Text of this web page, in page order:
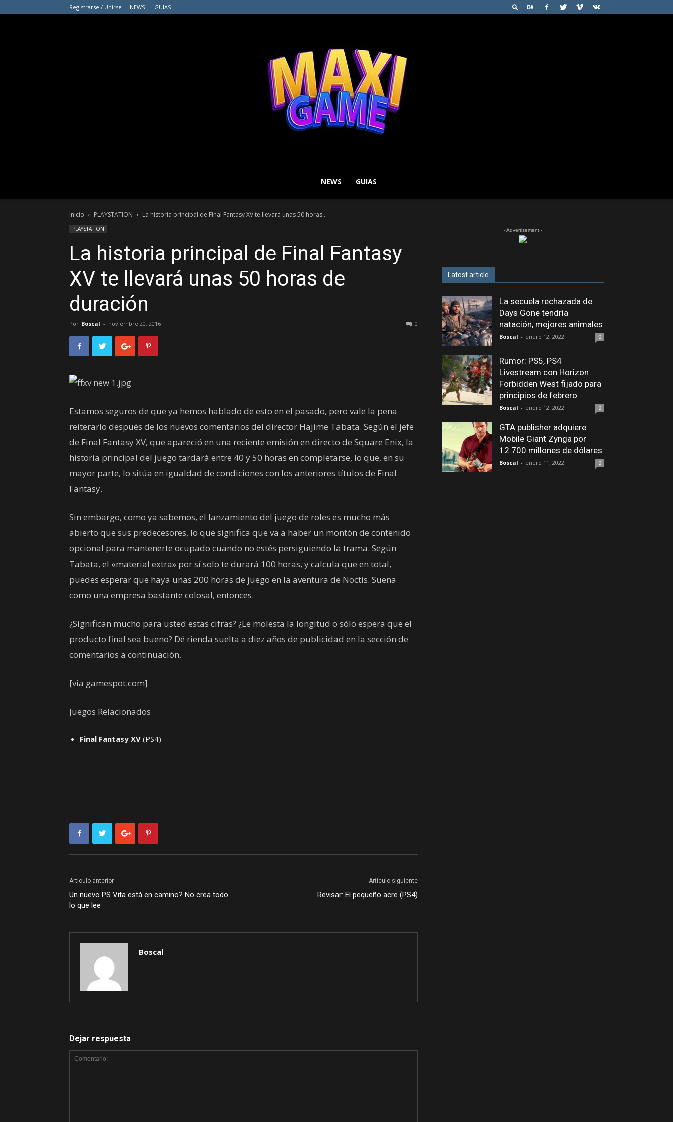
Registrarse / Unirse NEWS GUIAS
GAME
NEWS GUIAS
Inicio PLAYSTATION La historia principal de Final Fantasy XV te llevará unas 50 horas...
PLAYSTATION
La historia principal de Final Fantasy
XV te llevará unas 50 horas de
duración
Por Boscal - noviembre 20, 2016 0
Estamos seguros de que ya hemos hablado de esto en el pasado, pero vale la pena
reiterarlo después de los nuevos comentarios del director Hajime Tabata. Según el jefe
de Final Fantasy XV, que apareció en una reciente emisión en directo de Square Enix, la
historia principal del juego tardará entre 40 y 50 horas en completarse, lo que, en su
mayor parte, lo sitúa en igualdad de condiciones con los anteriores títulos de Final
Fantasy.
Sin embargo, como ya sabemos, el lanzamiento del juego de roles es mucho más
abierto que sus predecesores, lo que significa que va a haber un montón de contenido
opcional para mantenerte ocupado cuando no estés persiguiendo la trama. Según
Tabata, el «material extra» por sí solo te durará 100 horas, y calcula que en total,
puedes esperar que haya unas 200 horas de juego en la aventura de Noctis. Suena
como una empresa bastante colosal, entonces.
¿Significan mucho para usted estas cifras? ¿Le molesta la longitud o sólo espera que el
producto final sea bueno? Dé rienda suelta a diez años de publicidad en la sección de
comentarios a continuación.
[via gamespot.com]
Juegos Relacionados
Final Fantasy XV (PS4)
Artículo anterior
Un nuevo PS Vita está en camino? No crea todo
lo que lee
Artículo siguiente
Revisar: El pequeño acre (PS4)
Boscal
Dejar respuesta
- Advertisement -
Latest article
La secuela rechazada de
Days Gone tendría
natación, mejores animales
Boscal - enero 12, 2022 0
Rumor: PS5, PS4
Livestream con Horizon
Forbidden West fijado para
principios de febrero
Boscal - enero 12, 2022 0
GTA publisher adquiere
Mobile Giant Zynga por
12.700 millones de dólares
Boscal - enero 11, 2022 0